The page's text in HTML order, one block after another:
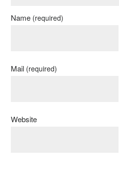
Name (required)
Mail (required)
Website